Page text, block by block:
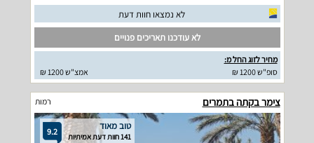
לא נמצאו חוות דעת
לא עודכנו תאריכים פנויים
מחיר לזוג החל מ:
סופ"ש 1200 ₪
אמצ"ש 1200 ₪
צימר בקתה בתמרים רמות
9.2 טוב מאוד
141 חוות דעת אמיתיות